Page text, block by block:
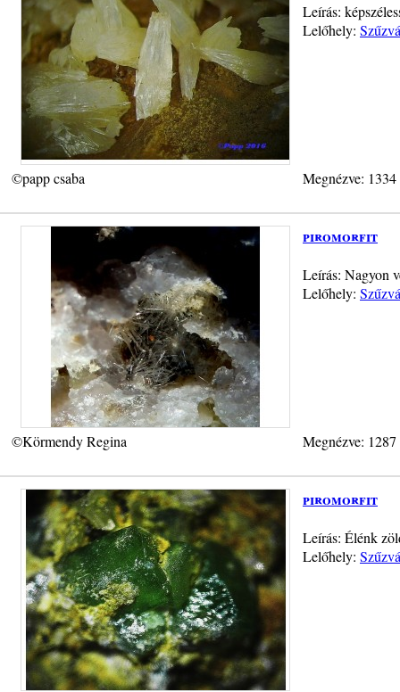
Leírás:
Lelőhely:
©papp csaba Megnézve:
piromorfit
Leírás: Nagyon
Lelőhely:
©Körmendy Regina Megnézve:
piromorfit
Leírás: Élénk
Lelőhely: